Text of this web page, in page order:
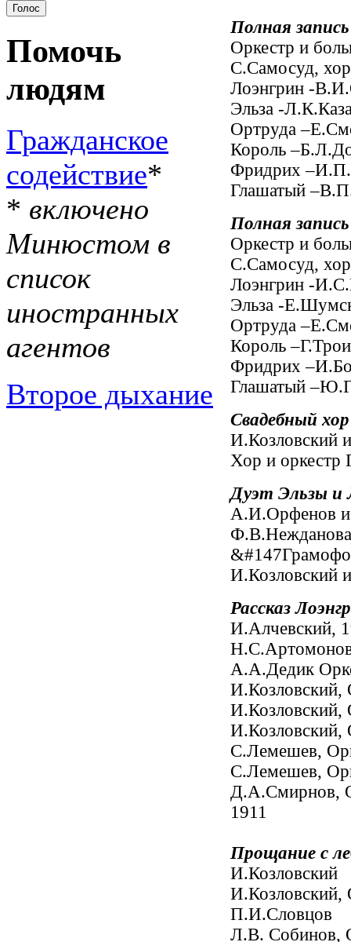
Помочь
людям
Гражданское
содействие*
* включено
Минюстом в
список
иностранных
агентов
Второе дыхание
Полная
Оркестр и
С.Самосуд,
Лоэнгрин -
Эльза -
Ортруда
Король
Фридрих
Глашатый
Полная
Оркестр и
С.Самосуд,
Лоэнгрин -
Эльза -
Ортруда
Король
Фридрих
Глашатый
Свадебный
И.Козловский
Хор и оркестр
Дуэт Эльзы и
А.И.Орфенов и
И.Козловский
Рассказ
И.Алчевский,
А.А.Дедик
С.Лемешев,
С.Лемешев,
Д.А.Смирнов,
1911
Прощание с
И.Козловский
П.И.Словцов
Л.В. Собинов,